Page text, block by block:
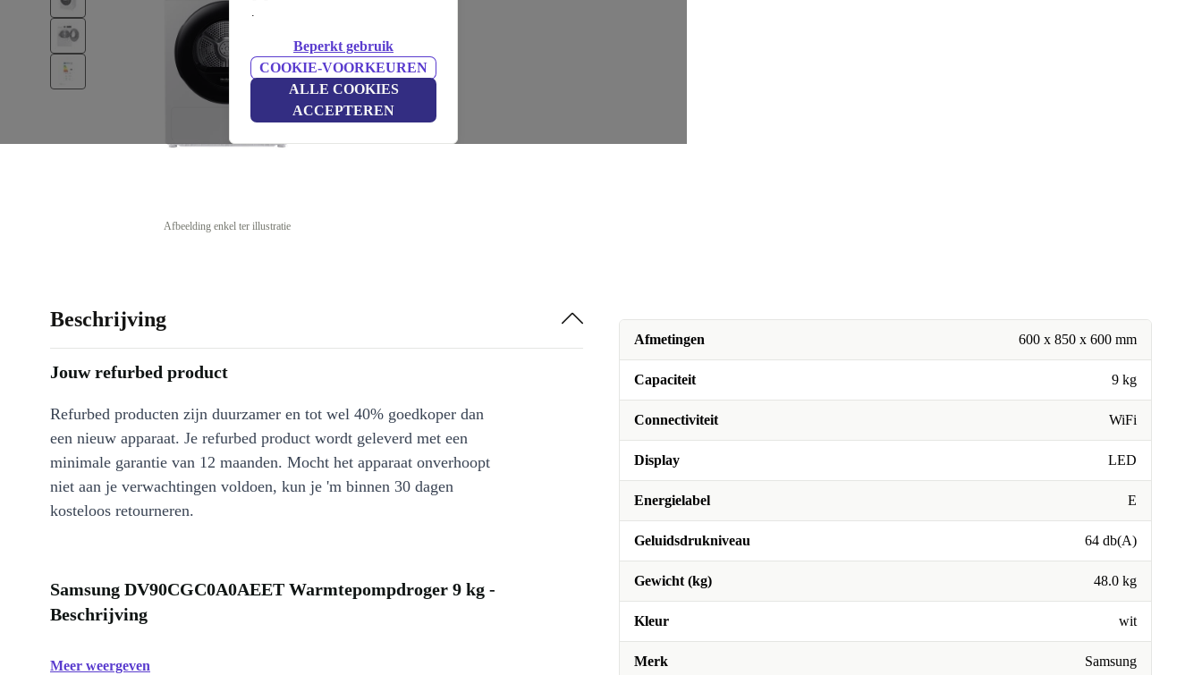
.
Beperkt gebruik
COOKIE-VOORKEUREN
ALLE COOKIES
ACCEPTEREN
Afbeelding enkel ter illustratie
Afmetingen 600 x 850 x 600 mm
Capaciteit 9 kg
Connectiviteit WiFi
Display LED
Energielabel E
Geluidsdrukniveau 64 db(A)
Gewicht (kg) 48.0 kg
Kleur wit
Merk Samsung
Beschrijving
Jouw refurbed product
Refurbed producten zijn duurzamer en tot wel 40% goedkoper dan
een nieuw apparaat. Je refurbed product wordt geleverd met een
minimale garantie van 12 maanden. Mocht het apparaat onverhoopt
niet aan je verwachtingen voldoen, kun je 'm binnen 30 dagen
kosteloos retourneren.
Samsung DV90CGC0A0AEET Warmtepompdroger 9 kg -
Beschrijving
Meer weergeven